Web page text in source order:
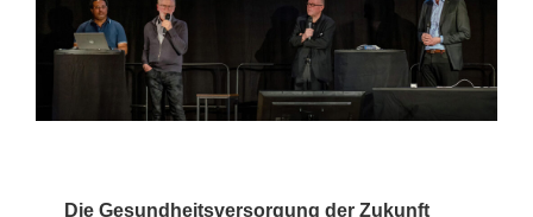
Die Gesundheitsversorgung der Zukunft